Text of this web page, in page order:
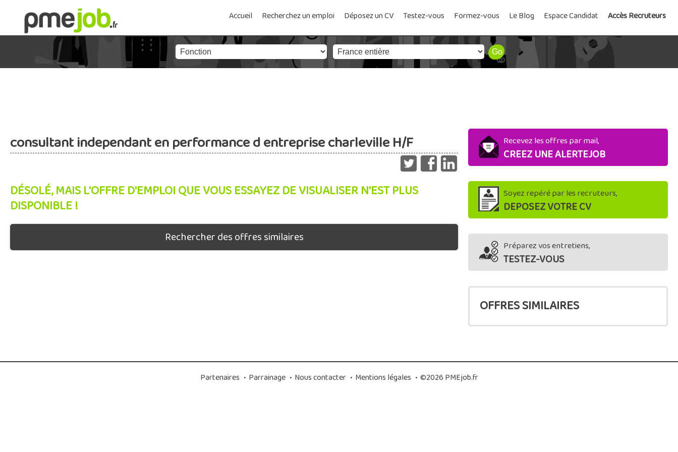
Accueil Recherchez un emploi Déposez un CV Testez-vous Formez-vous Le Blog Espace Candidat Accès Recruteurs
consultant independant en performance d entreprise charleville H/F
DÉSOLÉ, MAIS L'OFFRE D'EMPLOI QUE VOUS ESSAYEZ DE VISUALISER N'EST PLUS
DISPONIBLE !
Rechercher des offres similaires
Recevez les offres par mail,
CREEZ UNE ALERTEJOB
Soyez repéré par les recruteurs,
DEPOSEZ VOTRE CV
Préparez vos entretiens,
TESTEZ-VOUS
OFFRES SIMILAIRES
Partenaires • Parrainage • Nous contacter • Mentions légales • ©2026 PMEjob.fr